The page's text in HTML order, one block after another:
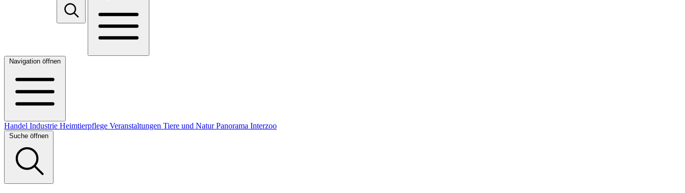
Navigation öffnen
Handel Industrie Heimtierpflege Veranstaltungen Tiere und NaturPanorama Interzoo
Suche öffnen